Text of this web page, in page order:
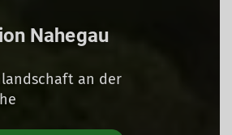
Nahegau
an der